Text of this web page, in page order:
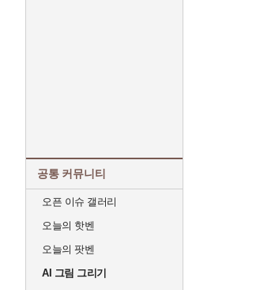
공통 커뮤니티
오픈 이슈 갤러리
오늘의 핫벤
오늘의 팟벤
AI 그림 그리기